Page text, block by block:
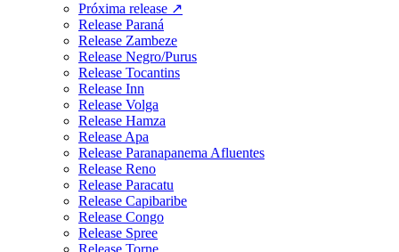
Próxima release ↗
Release Paraná
Release Zambeze
Release Negro/Purus
Release Tocantins
Release Inn
Release Volga
Release Hamza
Release Apa
Release Paranapanema Afluentes
Release Reno
Release Paracatu
Release Capibaribe
Release Congo
Release Spree
Release Torne